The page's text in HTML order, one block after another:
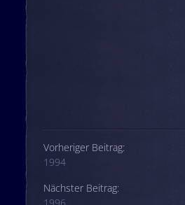
Beitrags-Navigation
Vorheriger Beitrag:
1994
Nächster Beitrag: